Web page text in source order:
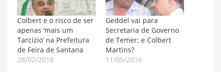
Colbert e o risco de ser
apenas ‘mais um
Tarcízio’ na Prefeitura
de Feira de Santana
28/02/2018
Geddel vai para
Secretaria de Governo
de Temer; e Colbert
Martins?
11/05/2016